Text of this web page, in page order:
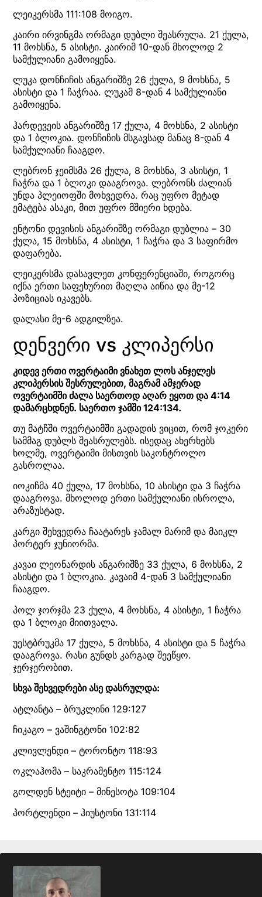
ლეიკერსმა 111:108 მოიგო.
კაირი ირვინგმა ორმაგი დუბლი შეასრულა. 21 ქულა,
11 მოხსნა, 5 ასისტი. კაირიმ 10-დან მხოლოდ 2
სამქულიანი გამოიყენა.
ლუკა დონჩიჩის ანგარიშზე 26 ქულა, 9 მოხსნა, 5
ასისტი და 1 ჩაჭრაა. ლუკამ 8-დან 4 სამქულიანი
გამოიყენა.
ჰარდევეის ანგარიშზე 17 ქულა, 4 მოხსნა, 2 ასისტი
და 1 ბლოკია. დონჩიჩის მსგავსად მანაც 8-დან 4
სამქულიანი ჩააგდო.
ლებრონ ჯეიმსმა 26 ქულა, 8 მოხსნა, 3 ასისტი, 1
ჩაჭრა და 1 ბლოკი დააგროვა. ლებრონს ძალიან
უნდა პლეიოფში მოხვედრა. რაც უფრო მეტად
ემატება ასაკი, მით უფრო მშიერი ხდება.
ენტონი დევისის ანგარიშზე ორმაგი დუბლია – 30
ქულა, 15 მოხსნა, 4 ასისტი, 1 ჩაჭრა და 3 საფირმო
დაფარება.
ლეიკერსმა დასავლეთ კონფერენციაში, როგორც
იქნა ერთი საფეხურით მაღლა აიწია და მე-12
პოზიციას იკავებს.
დალასი მე-6 ადგილზეა.
დენვერი vs კლიპერსი
კიდევ ერთი ოვერტაიმი ვნახეთ ლოს ანჯელეს
კლიპერსის შესრულებით, მაგრამ ამჯერად
ოვერტაიმში ძალა საერთოდ აღარ ეყოთ და 4:14
დამარცხდნენ. საერთო ჯამში 124:134.
თუ მატჩში ოვერტაიმში გადადის ვიცით, რომ ჯოკერი
სამმაგ დუბლს შეასრულებს. ისედაც ახერხებს
ხოლმე, ოვერტაიმი მისთვის საკონტროლო
გასროლაა.
იოკიჩმა 40 ქულა, 17 მოხსნა, 10 ასისტი და 3 ჩაჭრა
დააგროვა. მხოლოდ ერთი სამქულიანი ისროლა,
არაზუსტად.
კარგი შეხვედრა ჩაატარეს ჯამალ მარიმ და მაიკლ
პორტერ ჯუნიორმა.
კავაი ლეონარდის ანგარიშზე 33 ქულა, 6 მოხსნა, 2
ასისტი და 1 ბლოკია. კავაიმ 4-დან 3 სამქულიანი
ჩააგდო.
პოლ ჯორჯმა 23 ქულა, 4 მოხსნა, 4 ასისტი, 1 ჩაჭრა
და 1 ბლოკი მიითვალა.
უესტბრუკმა 17 ქულა, 5 მოხსნა, 4 ასისტი და 5 ჩაჭრა
დააგროვა. რასი გუნდს კარგად შეეწყო.
ჯერჯერობით.
სხვა შეხვედრები ასე დასრულდა:
ატლანტა – ბრუკლინი 129:127
ჩიკაგო – ვაშინგტონი 102:82
კლივლენდი – ტორონტო 118:93
ოკლაჰომა – საკრამენტო 115:124
გოლდენ სტეიტი – მინესოტა 109:104
პორტლენდი – ჰიუსტონი 131:114